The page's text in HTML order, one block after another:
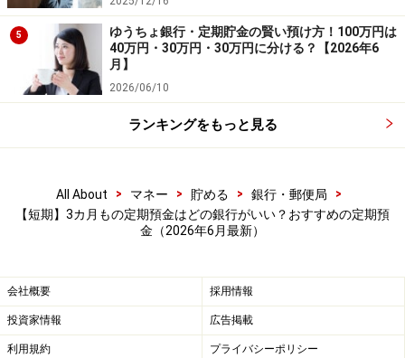
普通預金よりも金利が高く設定されています。そのた
め、満期を待たずに中途解約する場合は、預け入れた時
の金利ではなく中途解約利率が適用されるのが一般的で
す。
しょう。
金利2.00％だと利息はいくら？
金利年2.00％の3カ月もの定期預金に、100万円を預け入
れた場合の受取利息は、税抜き前で5000円、税引き後で
およそ3985円です。参考に銀行を選んでみてください。
5
ゆうちょ銀行・定期貯金の賢い預け方！100万円は
40万円・30万円・30万円に分ける？【2026年6
月】
2026/06/10
ランキングをもっと見る
All About > マネー > 貯める > 銀行・郵便局
>
【短期】3カ月もの定期預金はどの銀行がいい？おすすめの定期預
金（2026年6月最新）
会社概要 採用情報
投資家情報 広告掲載
利用規約 プライバシーポリシー